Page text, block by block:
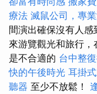
療法 滅鼠公司，專
間演出確保沒有人
來游覽觀光和旅行
是不合適的 台中整
快的午後時光 耳掛
聽器 至少不放鬆！